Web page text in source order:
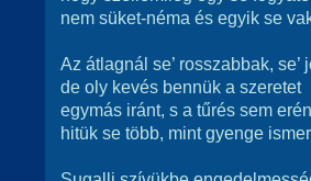
nem süket-néma és egyik se
Az átlagnál se’ rosszabbak, se’
de oly kevés bennük a szeretet
egymás iránt, s a tűrés sem
hitük se több, mint gyenge